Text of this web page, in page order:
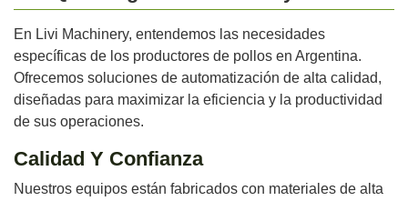
En Livi Machinery, entendemos las necesidades
específicas de los productores de pollos en Argentina.
Ofrecemos soluciones de automatización de alta calidad,
diseñadas para maximizar la eficiencia y la productividad
de sus operaciones.
Calidad Y Confianza
Nuestros equipos están fabricados con materiales de alta